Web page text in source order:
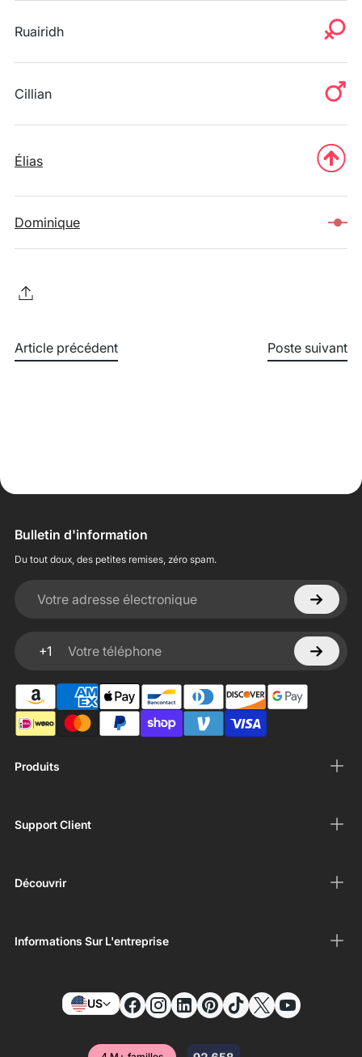
Ruairidh
Cillian
Élias
Dominique
Article précédent Poste suivant
Produits
Support Client
Découvrir
Informations Sur L'entreprise
Bulletin d'information
Du tout doux, des petites remises, zéro spam.
Votre adresse électronique
+1
Votre téléphone
US